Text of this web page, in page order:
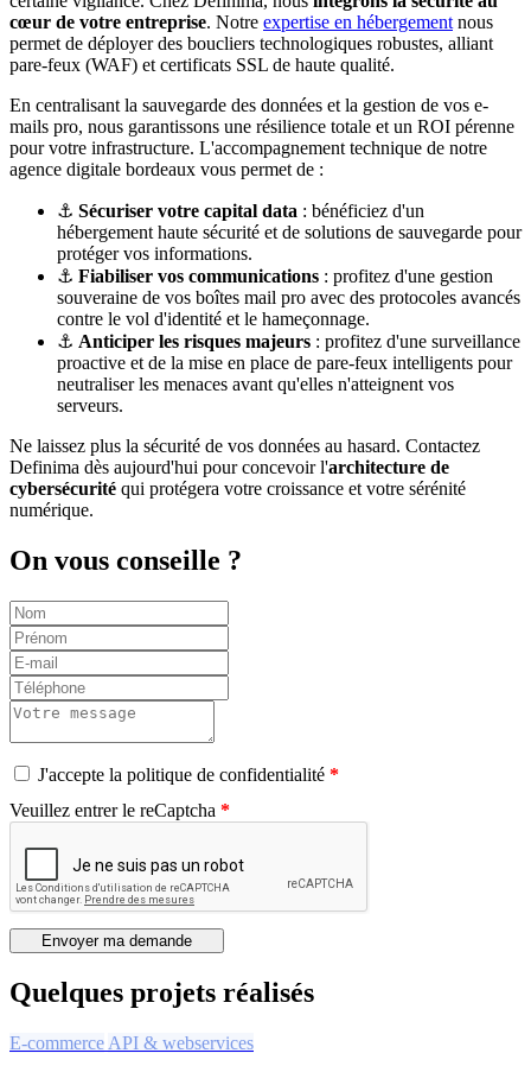
cœur de votre entreprise. Notre expertise en hébergement nous
permet de déployer des boucliers technologiques robustes, alliant
pare-feux (WAF) et certificats SSL de haute qualité.
En centralisant la sauvegarde des données et la gestion de vos e-
mails pro, nous garantissons une résilience totale et un ROI pérenne
pour votre infrastructure. L'accompagnement technique de notre
agence digitale bordeaux vous permet de :
⚓ Sécuriser votre capital data : bénéficiez d'un
hébergement haute sécurité et de solutions de sauvegarde pour
protéger vos informations.
⚓ Fiabiliser vos communications : profitez d'une gestion
souveraine de vos boîtes mail pro avec des protocoles avancés
contre le vol d'identité et le hameçonnage.
⚓ Anticiper les risques majeurs : profitez d'une surveillance
proactive et de la mise en place de pare-feux intelligents pour
neutraliser les menaces avant qu'elles n'atteignent vos
serveurs.
Ne laissez plus la sécurité de vos données au hasard. Contactez
Definima dès aujourd'hui pour concevoir l'architecture de
cybersécurité qui protégera votre croissance et votre sérénité
numérique.
On vous conseille ?
J'accepte la politique de confidentialité
Veuillez entrer le reCaptcha
Envoyer ma demande
Quelques projets réalisés
E-commerce API & webservices